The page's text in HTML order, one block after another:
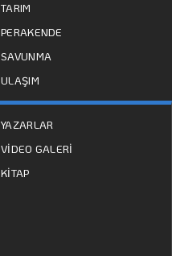
TARIM
PERAKENDE
SAVUNMA
ULAŞIM
YAZARLAR
VİDEO GALERİ
KİTAP